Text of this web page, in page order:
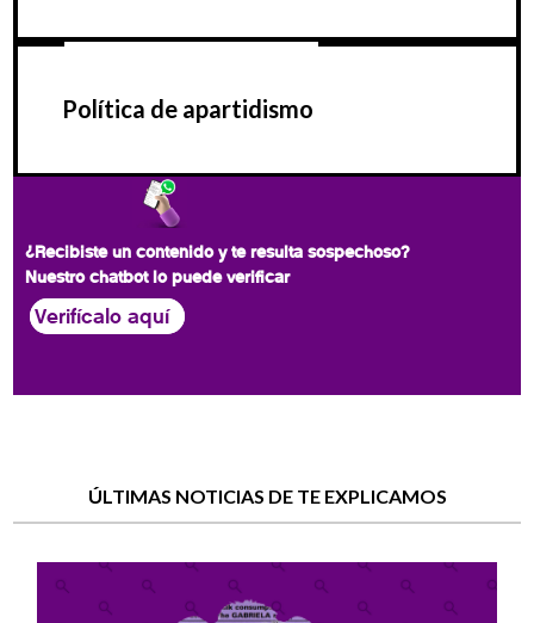
Política de apartidismo
¿Recibiste un contenido y te resulta sospechoso?
Nuestro chatbot lo puede verificar
Verifícalo aquí
ÚLTIMAS NOTICIAS DE TE EXPLICAMOS